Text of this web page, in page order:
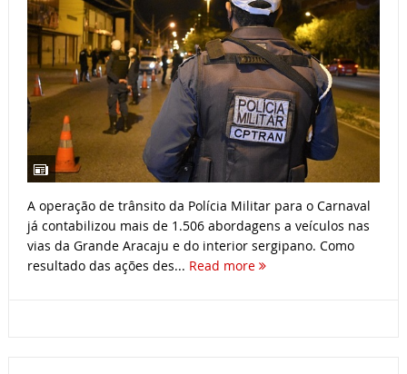
A operação de trânsito da Polícia Militar para o Carnaval
já contabilizou mais de 1.506 abordagens a veículos nas
vias da Grande Aracaju e do interior sergipano. Como
resultado das ações des... Read more